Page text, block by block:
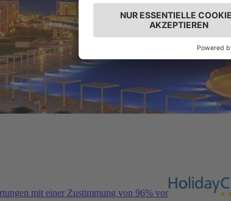
mit einer Zustimmung von 96% vor